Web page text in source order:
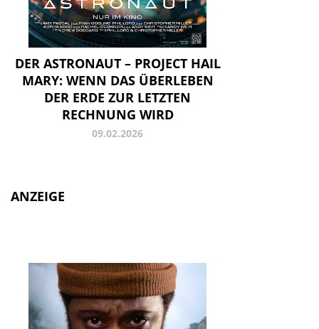
DER ASTRONAUT – PROJECT HAIL
MARY: WENN DAS ÜBERLEBEN
DER ERDE ZUR LETZTEN
RECHNUNG WIRD
09.02.2026
ANZEIGE